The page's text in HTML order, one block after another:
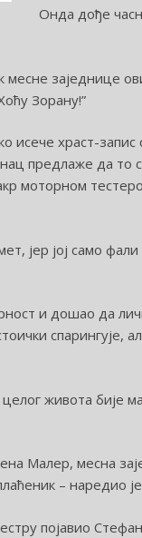
Онда дође
заједнице
Зорану!”
исече храст-
предлаже да то
моторном
јер јој само
и дошао да
живота бије
Малер, месна
– наредио
појавио